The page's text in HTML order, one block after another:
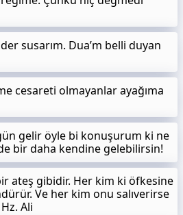
susarım. Dua’m belli duyan
cesareti olmayanlar ayağıma
gelir öyle bi konuşurum ki ne
bir daha kendine gelebilirsin!
ateş gibidir. Her kim ki öfkesine
Ve her kim onu salıverirse
Ali